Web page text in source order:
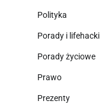
Polityka
Porady i lifehacki
Porady życiowe
Prawo
Prezenty